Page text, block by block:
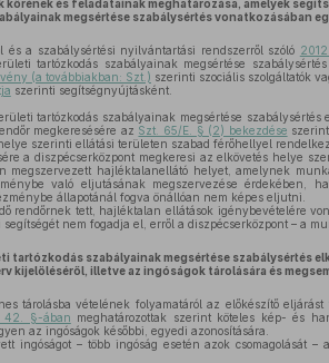
körének és feladatainak meghatározása, amelyek
megsértése szabálysértés vonatkozásában
és a szabálysértési nyilvántartási rendszerről szóló
tartózkodás szabályainak megsértése
(a továbbiakban: Szt.) szerinti szociális szolgáltatók
szerinti segítségnyújtásként.
tartózkodás szabályainak megsértése
megkeresésére az Szt. 65/E. § (2) bekezdése
szerinti ellátási területen szabad férőhellyel
a diszpécserközpont megkeresi az elkövetés helye
megszervezett hajléktalanellátó helyet, amelynek
való eljutásának megszervezése érdekében,
állapotánál fogva önállóan nem képes eljutni.
rendőrnek tett, hajléktalan ellátások igénybevételére
nem fogadja el, erről a diszpécserközpont – a
tartózkodás szabályainak megsértése szabálysértés
kijelöléséről, illetve az ingóságok tárolására és
tárolásba vételének folyamatáról az előkészítő
42. §-ában meghatározottak szerint köteles kép- és
az ingóságok későbbi, egyedi azonosítására.
ingóságot – több ingóság esetén azok csomagolását